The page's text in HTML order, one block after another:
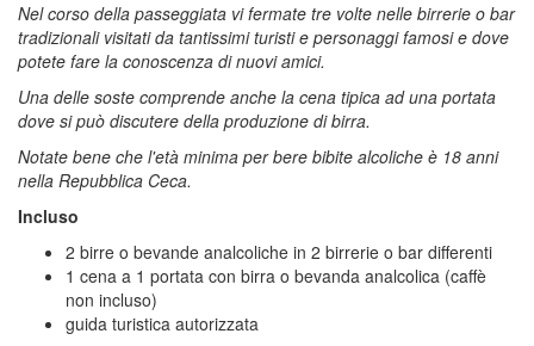
Nel corso della passeggiata vi fermate tre volte nelle birrerie o bar
tradizionali visitati da tantissimi turisti e personaggi famosi e dove
potete fare la conoscenza di nuovi amici.
Una delle soste comprende anche la cena tipica ad una portata
dove si può discutere della produzione di birra.
Notate bene che l'età minima per bere bibite alcoliche è 18 anni
nella Repubblica Ceca.
Incluso
2 birre o bevande analcoliche in 2 birrerie o bar differenti
1 cena a 1 portata con birra o bevanda analcolica (caffè
non incluso)
guida turistica autorizzata